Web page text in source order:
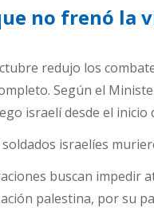
no frenó la
redujo los
Según el
israelí desde el inicio
israelíes
buscan impedir
palestina, por su